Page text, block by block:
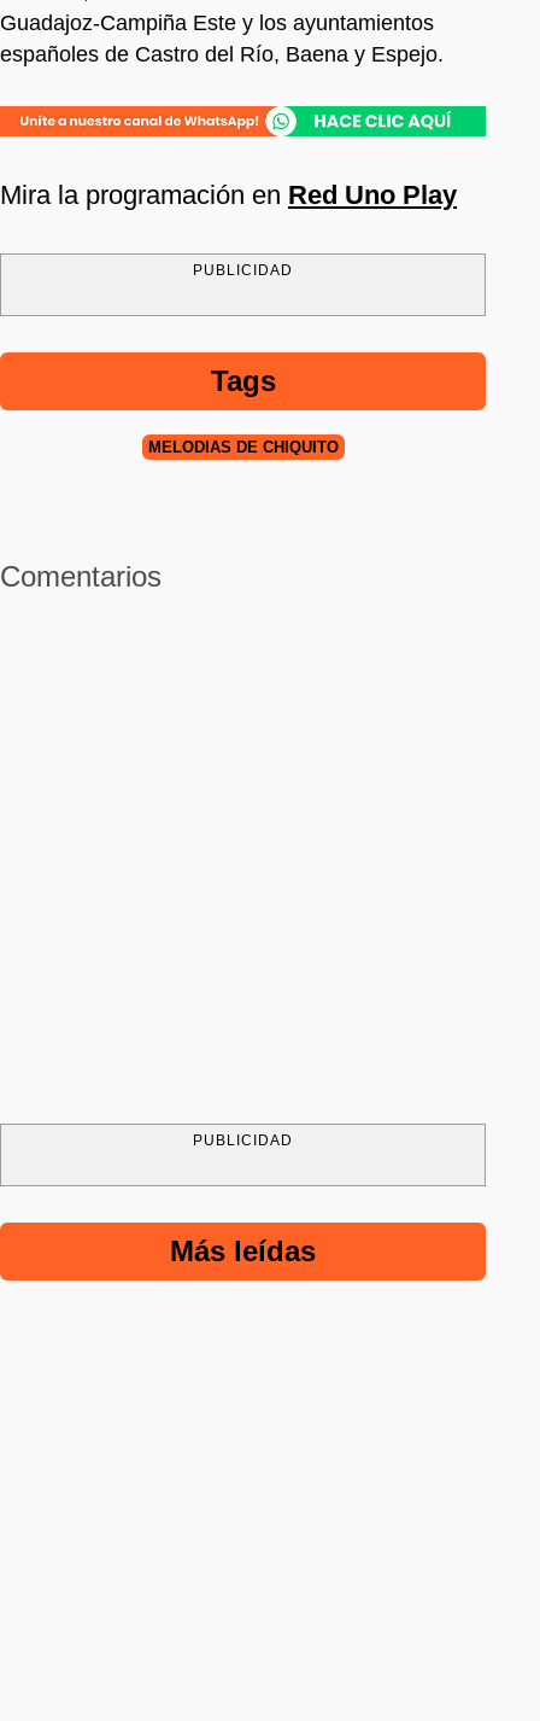
Guadajoz-Campiña Este y los ayuntamientos
españoles de Castro del Río, Baena y Espejo.
Mira la programación en Red Uno Play
PUBLICIDAD
Tags
MELODÍAS DE CHIQUITO
Comentarios
PUBLICIDAD
Más leídas